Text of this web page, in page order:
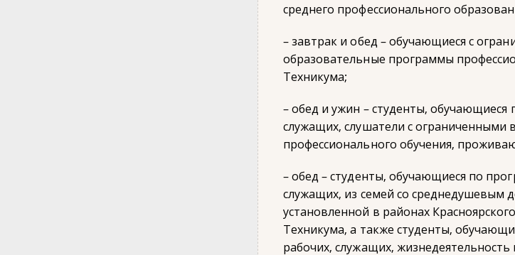
среднего профессионального
– завтрак и обед – обучающиеся с
образовательные программы
Техникума;
– обед и ужин – студенты,
служащих, слушатели с
профессионального обучения,
– обед – студенты, обучающиеся по
служащих, из семей со
установленной в районах
Техникума, а также студенты,
рабочих, служащих,